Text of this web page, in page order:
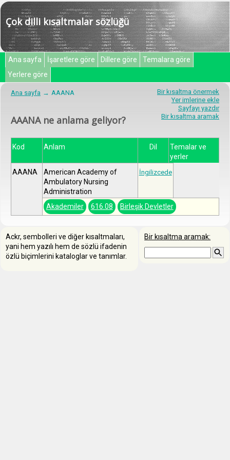
Çok dilli kısaltmalar sözlüğü
Ana sayfa İşaretlere göre Dillere göre
Temalara göre
Yerlere göre
Bir kısaltma önermek
Yer imlerine ekle
Sayfayı yazdır
Bir kısaltma aramak
Ana sayfa AAANA
AAANA ne anlama geliyor?
Kod Anlam Dil
Temalar ve
yerler
AAANA
American Academy of
Ambulatory Nursing
Administration
İngilizcede
Akademiler 616.08 Birleşik Devletler
Bir kısaltma aramak:
Ackr, sembolleri ve diğer kısaltmaları,
yani hem yazılı hem de sözlü ifadenin
özlü biçimlerini kataloglar ve tanımlar.